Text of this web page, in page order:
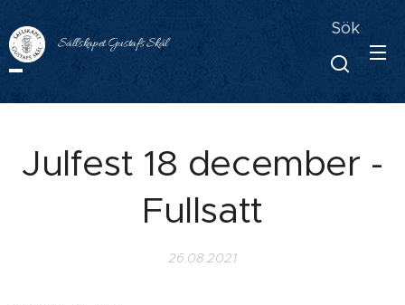
Sällskapet Gustafs Skål
Sök
Julfest 18 december -
Fullsatt
26.08.2021